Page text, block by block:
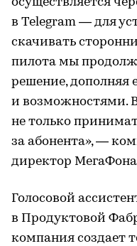
в Telegram — для
скачивать
пилота мы
решение,
и возможностями.
не только
за абонента», —
директор
Голосовой
в Продуктовой
компания создает